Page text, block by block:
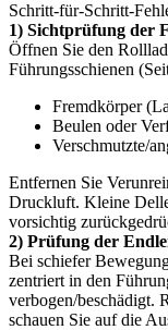
Schritt-für-Schritt-
1) Sichtprüfung der
Öffnen Sie den
Führungsschienen
Fremdkörper
Beulen oder
Verschmutzte/
Entfernen Sie
Druckluft. Kleine
vorsichtig
2) Prüfung der
Bei schiefer
zentriert in den
verbogen/beschädigt.
schauen Sie auf die